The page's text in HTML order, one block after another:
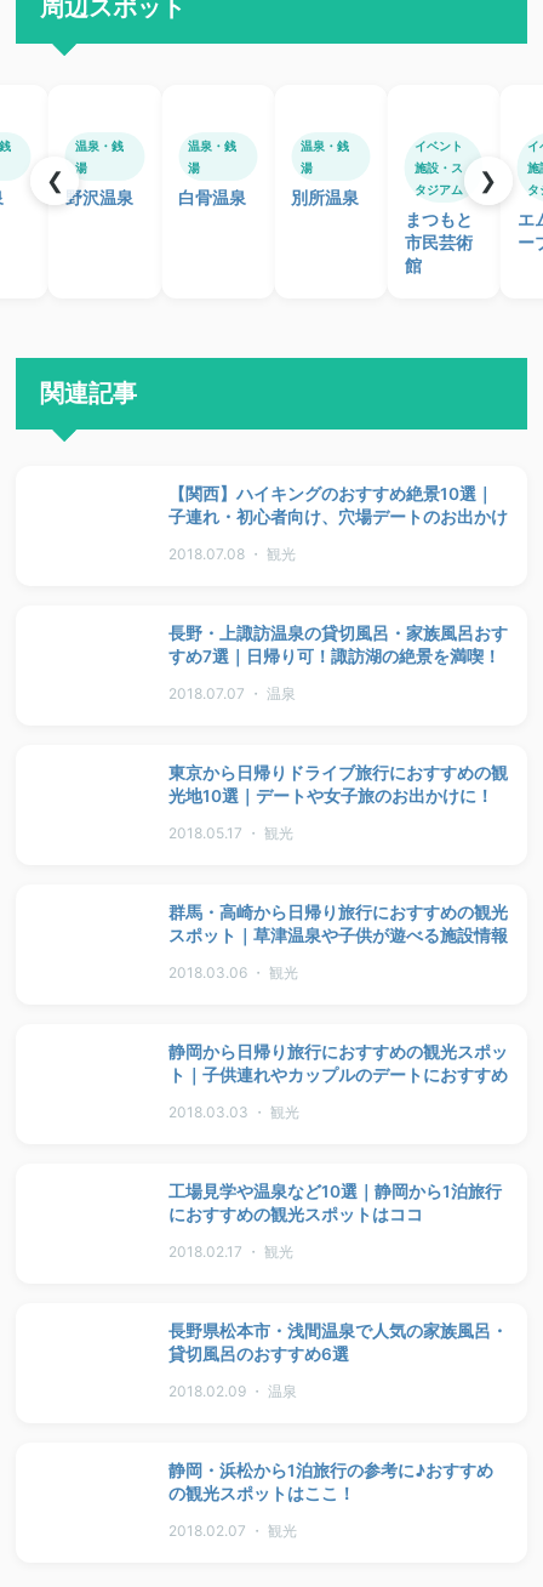
周辺スポット
温泉・銭
湯
野沢温泉
温泉・銭
湯
白骨温泉
温泉・銭
湯
別所温泉
イベント
施設・ス
タジアム
まつもと
市民芸術
館
イ
施
タ
エ
ー
❮ ❯
関連記事
【関西】ハイキングのおすすめ絶景10選｜
子連れ・初心者向け、穴場デートのお出かけ
2018.07.08 ・ 観光
長野・上諏訪温泉の貸切風呂・家族風呂おす
すめ7選｜日帰り可！諏訪湖の絶景を満喫！
2018.07.07 ・ 温泉
東京から日帰りドライブ旅行におすすめの観
光地10選｜デートや女子旅のお出かけに！
2018.05.17 ・ 観光
群馬・高崎から日帰り旅行におすすめの観光
スポット｜草津温泉や子供が遊べる施設情報
2018.03.06 ・ 観光
静岡から日帰り旅行におすすめの観光スポッ
ト｜子供連れやカップルのデートにおすすめ
2018.03.03 ・ 観光
工場見学や温泉など10選｜静岡から1泊旅行
におすすめの観光スポットはココ
2018.02.17 ・ 観光
長野県松本市・浅間温泉で人気の家族風呂・
貸切風呂のおすすめ6選
2018.02.09 ・ 温泉
静岡・浜松から1泊旅行の参考に♪おすすめ
の観光スポットはここ！
2018.02.07 ・ 観光